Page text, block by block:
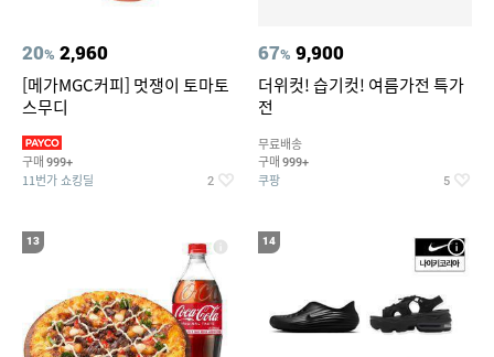
20% 2,960
[메가MGC커피] 멋쟁이 토마토
스무디
구매 999+
11번가 쇼킹딜 2
67% 9,900
더위컷! 습기컷! 여름가전 특가
전
무료배송
구매 999+
쿠팡 5
13 14